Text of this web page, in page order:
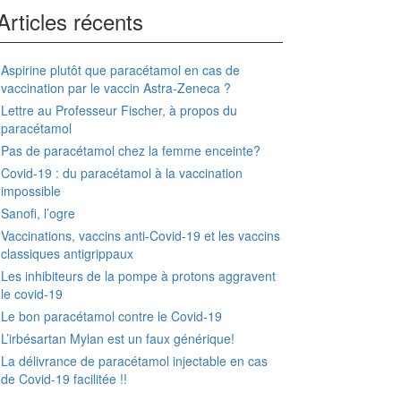
récents
Aspirine plutôt que paracétamol en cas de
vaccination par le vaccin Astra-Zeneca ?
Lettre au Professeur Fischer, à propos du
paracétamol
Pas de paracétamol chez la femme enceinte?
Covid-19 : du paracétamol à la vaccination
impossible
Sanofi, l’ogre
Vaccinations, vaccins anti-Covid-19 et les vaccins
classiques antigrippaux
Les inhibiteurs de la pompe à protons aggravent
le covid-19
Le bon paracétamol contre le Covid-19
L’irbésartan Mylan est un faux générique!
La délivrance de paracétamol injectable en cas
de Covid-19 facilitée !!